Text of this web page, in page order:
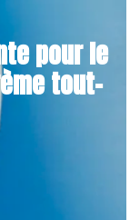
pour le
tout-